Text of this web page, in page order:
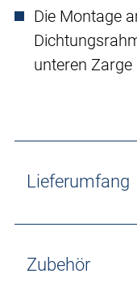
Die Montage
unteren
Lieferumfang
Zubehör